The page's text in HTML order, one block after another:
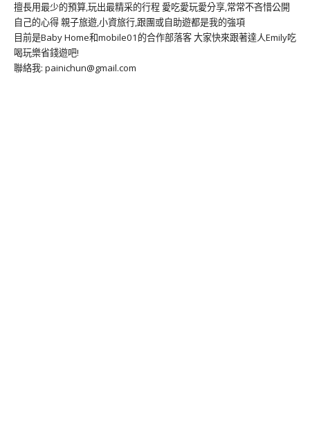
擅長用最少的預算,玩出最精采的行程 愛吃愛玩愛分享,常常不吝惜公開
自己的心得 親子旅遊,小資旅行,跟團或自助遊都是我的強項
目前是Baby Home和mobile01的合作部落客 大家快來跟著達人Emily吃
喝玩樂省錢遊吧!
聯絡我: painichun@gmail.com